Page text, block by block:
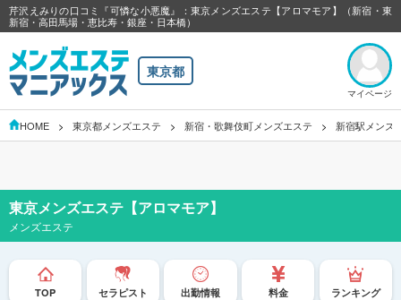
芹沢えみりの口コミ『可憐な小悪魔』：東京メンズエステ【アロマモア】（新宿・東
新宿・高田馬場・恵比寿・銀座・日本橋）
東京都
マイページ
HOME 東京都メンズエステ 新宿・歌舞伎町メンズエステ 新宿駅メンズ
東京メンズエステ【アロマモア】
メンズエステ
TOP セラピスト 出勤情報 料金 ランキング